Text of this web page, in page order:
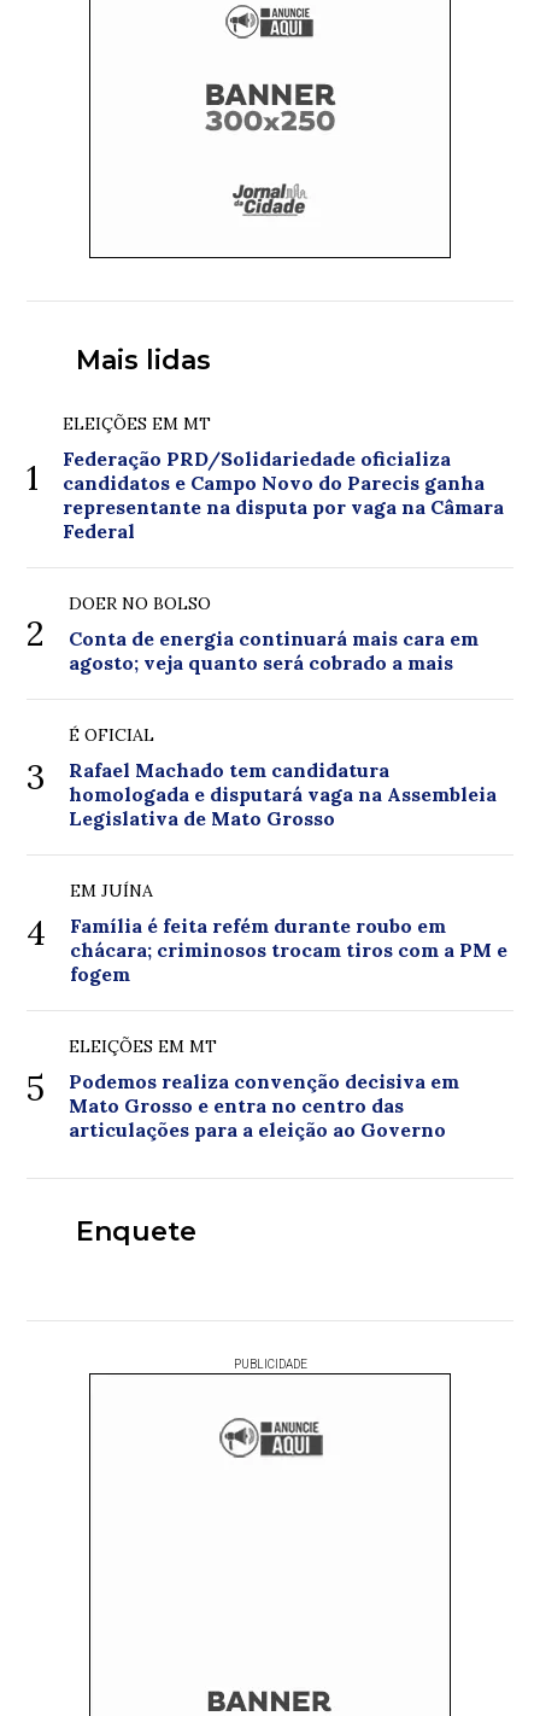
Mais lidas
1
ELEIÇÕES EM MT
Federação PRD/Solidariedade oficializa
candidatos e Campo Novo do Parecis ganha
representante na disputa por vaga na Câmara
Federal
2
DOER NO BOLSO
Conta de energia continuará mais cara em
agosto; veja quanto será cobrado a mais
3
É OFICIAL
Rafael Machado tem candidatura
homologada e disputará vaga na Assembleia
Legislativa de Mato Grosso
4
EM JUÍNA
Família é feita refém durante roubo em
chácara; criminosos trocam tiros com a PM e
fogem
5
ELEIÇÕES EM MT
Podemos realiza convenção decisiva em
Mato Grosso e entra no centro das
articulações para a eleição ao Governo
Enquete
PUBLICIDADE